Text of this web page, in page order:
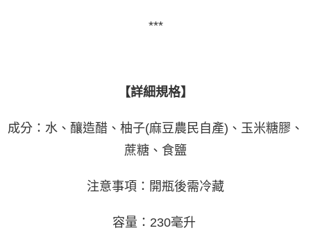
***
【詳細規格】
成分：水、釀造醋、柚子(麻豆農民自產)、玉米糖膠、
蔗糖、食鹽
注意事項：開瓶後需冷藏
容量：230毫升